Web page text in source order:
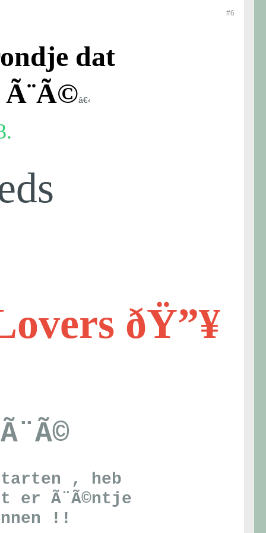
#6
dat
Ã¨Ã©â€‹
ðŸ”¥
, heb
er Ã¨Ã©ntje
!!